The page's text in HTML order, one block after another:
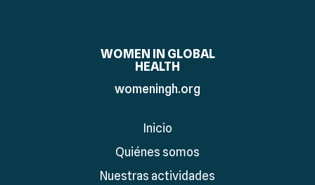
WOMEN IN GLOBAL
HEALTH
womeningh.org
Inicio
Quiénes somos
Nuestras actividades